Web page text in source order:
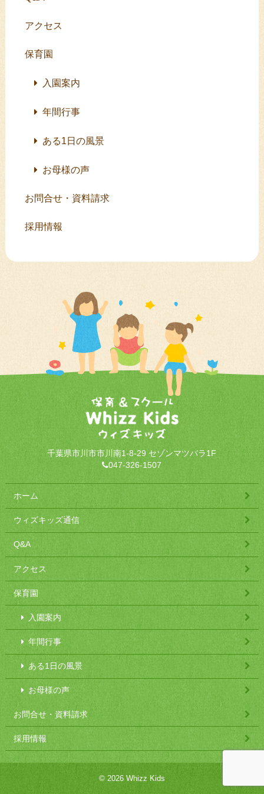
アクセス
保育園
入園案内
年間行事
ある1日の風景
お母様の声
お問合せ・資料請求
採用情報
千葉県市川市市川南1-8-29 セゾンマツバラ1F
047-326-1507
ホーム
ウィズキッズ通信
Q&A
アクセス
保育園
入園案内
年間行事
ある1日の風景
お母様の声
お問合せ・資料請求
採用情報
© 2026 Whizz Kids